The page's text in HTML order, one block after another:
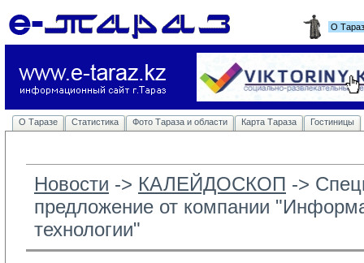
О
О Таразе Статистика Фото Тараза и области Карта Тараза Гостиницы
Новости -> КАЛЕЙДОСКОП ->
предложение от компании
технологии"